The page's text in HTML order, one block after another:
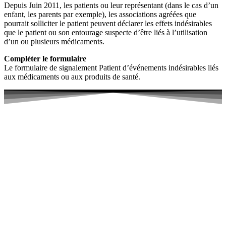
Depuis Juin 2011, les patients ou leur représentant (dans le cas d’un
enfant, les parents par exemple), les associations agréées que
pourrait solliciter le patient peuvent déclarer les effets indésirables
que le patient ou son entourage suspecte d’être liés à l’utilisation
d’un ou plusieurs médicaments.
Compléter le formulaire
Le formulaire de signalement Patient d’événements indésirables liés
aux médicaments ou aux produits de santé.